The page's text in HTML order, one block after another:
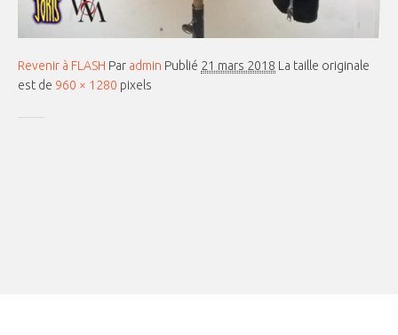
Revenir à FLASH Par admin Publié 21 mars 2018 La taille originale
est de 960 × 1280 pixels